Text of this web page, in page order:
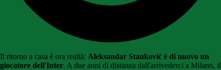
Il ritorno a casa è ora realtà: Aleksandar Stanković è di nuovo un
giocatore dell'Inter. A due anni di distanza dall'arrivederci a Milano, il